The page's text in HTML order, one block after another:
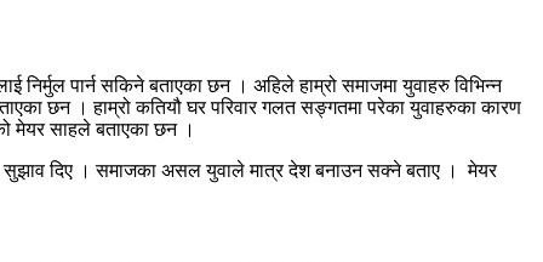
पार्न सकिने बताएका छन । अहिले हाम्रो समाजमा युवाहरु विभिन्न
छन । हाम्रो कतियौ घर परिवार गलत सङ्गतमा परेका युवाहरुका कारण
मेयर साहले बताएका छन ।
सुझाव दिए । समाजका असल युवाले मात्र देश बनाउन सक्ने बताए । मेयर